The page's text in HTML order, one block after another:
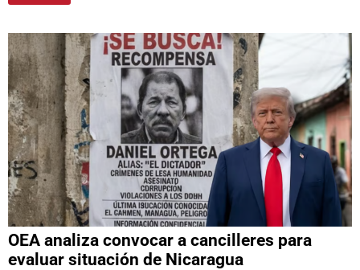
OEA analiza convocar a cancilleres para
evaluar situación de Nicaragua